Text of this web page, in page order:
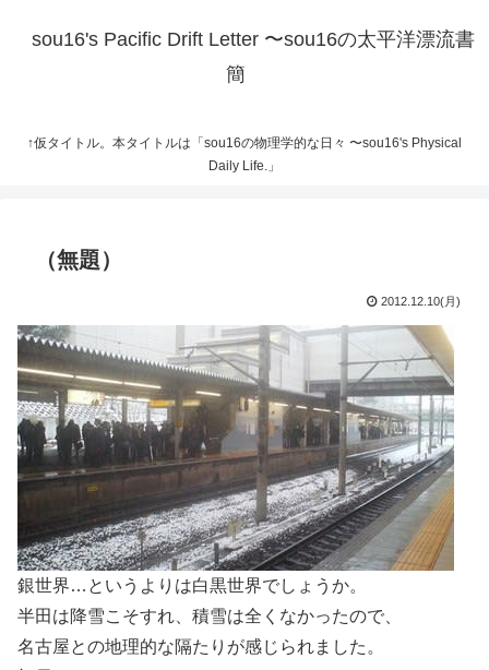
sou16's Pacific Drift Letter 〜sou16の太平洋漂流書
簡
↑仮タイトル。本タイトルは「sou16の物理学的な日々 〜sou16's Physical
Daily Life.」
（無題）
2012.12.10(月)
銀世界…というよりは白黒世界でしょうか。
半田は降雪こそすれ、積雪は全くなかったので、
名古屋との地理的な隔たりが感じられました。